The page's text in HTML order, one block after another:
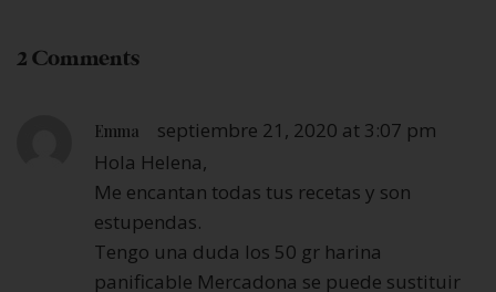
2 Comments
Emma
septiembre 21, 2020 at 3:07 pm
Hola Helena,
Me encantan todas tus recetas y son
estupendas.
Tengo una duda los 50 gr harina
panificable Mercadona se puede sustituir